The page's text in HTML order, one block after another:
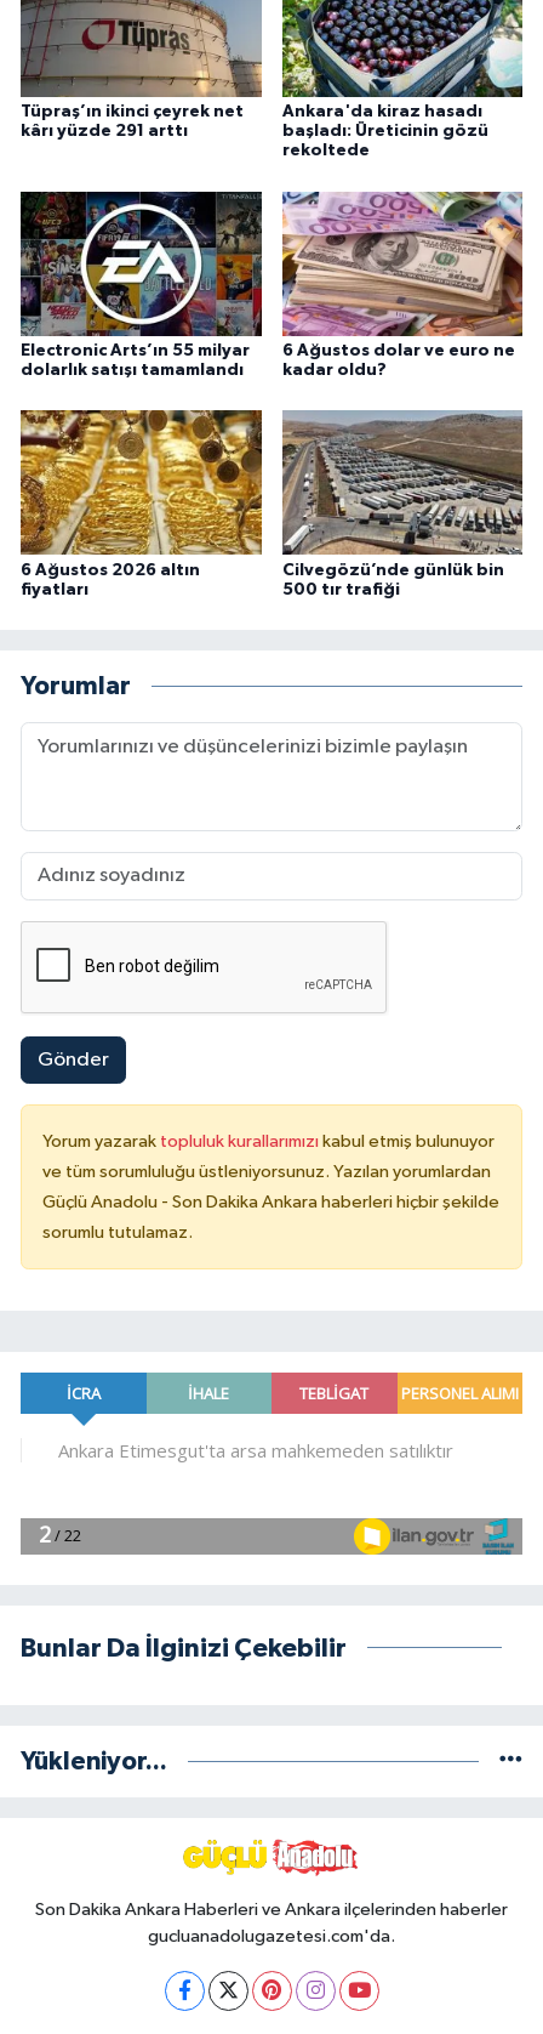
Tüpraş’ın ikinci çeyrek net
kârı yüzde 291 arttı
Ankara'da kiraz hasadı
başladı: Üreticinin gözü
rekoltede
Electronic Arts’ın 55 milyar
dolarlık satışı tamamlandı
6 Ağustos dolar ve euro ne
kadar oldu?
6 Ağustos 2026 altın
fiyatları
Cilvegözü’nde günlük bin
500 tır trafiği
Yorumlar
Gönder
Yorum yazarak topluluk kurallarımızı kabul etmiş bulunuyor
ve tüm sorumluluğu üstleniyorsunuz. Yazılan yorumlardan
Güçlü Anadolu - Son Dakika Ankara haberleri hiçbir şekilde
sorumlu tutulamaz.
Bunlar Da İlginizi Çekebilir
Yükleniyor...
Son Dakika Ankara Haberleri ve Ankara ilçelerinden haberler
gucluanadolugazetesi.com'da.